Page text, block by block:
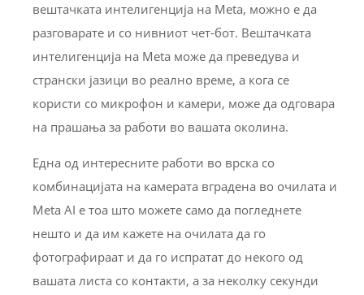
вештачката интелигенција на Meta, можно е да
разговарате и со нивниот чет-бот. Вештачката
интелигенција на Meta може да преведува и
странски јазици во реално време, а кога се
користи со микрофон и камери, може да одговара
на прашања за работи во вашата околина.
Една од интересните работи во врска со
комбинацијата на камерата вградена во очилата и
Meta AI е тоа што можете само да погледнете
нешто и да им кажете на очилата да го
фотографираат и да го испратат до некого од
вашата листа со контакти, а за неколку секунди